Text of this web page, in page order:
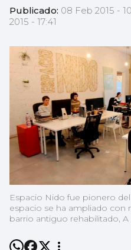
Publicado: 08 Feb 2015 -
2015 - 17:41
Espacio Nido fue pionero
espacio se ha ampliado con
barrio antiguo rehabilitado, A